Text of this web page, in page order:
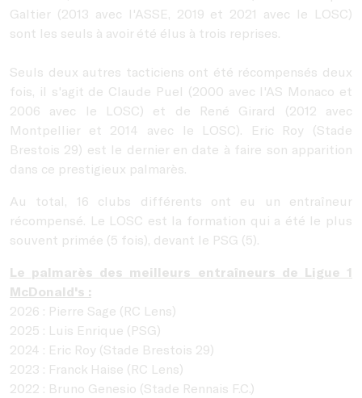
Galtier (2013 avec l'ASSE, 2019 et 2021 avec le LOSC)
sont les seuls à avoir été élus à trois reprises.
Seuls deux autres tacticiens ont été récompensés deux
fois, il s'agit de Claude Puel (2000 avec l'AS Monaco et
2006 avec le LOSC) et de René Girard (2012 avec
Montpellier et 2014 avec le LOSC). Eric Roy (Stade
Brestois 29) est le dernier en date à faire son apparition
dans ce prestigieux palmarès.
Au total, 16 clubs différents ont eu un entraîneur
récompensé. Le LOSC est la formation qui a été le plus
souvent primée (5 fois), devant le PSG (5).
Le palmarès des meilleurs entraîneurs de Ligue 1
McDonald's :
2026 : Pierre Sage (RC Lens)
2025 : Luis Enrique (PSG)
2024 : Eric Roy (Stade Brestois 29)
2023 : Franck Haise (RC Lens)
2022 : Bruno Genesio (Stade Rennais F.C.)